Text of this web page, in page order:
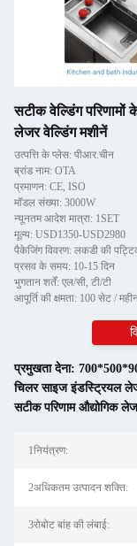
सटीक वेल्डिंग
लेजर वेल्डिंग मशीनें
उत्पत्ति के प्लेस: पीआर.चीन
ब्रांड नाम: OTA
प्रमाणन: CE, ISO
मॉडल संख्या: 3000W
न्यूनतम आदेश मात्रा: 1SET
मूल्य: USD1350-USD2980
पैकेजिंग विवरण: लकडी की
प्रसव के समय: 10-15 दिन
भुगतान शर्तें: एल/सी, टी/टी
आपूर्ति की क्षमता: 100 सेट /
प्रमुखता देना:
चिलर साइज इंडस्ट्रियल
सटीक परिणाम औद्योगिक
1नियंत्रण:
2अधिकतम उत्पादन शक्ति:
3रोबोट बांह की लंबाई: